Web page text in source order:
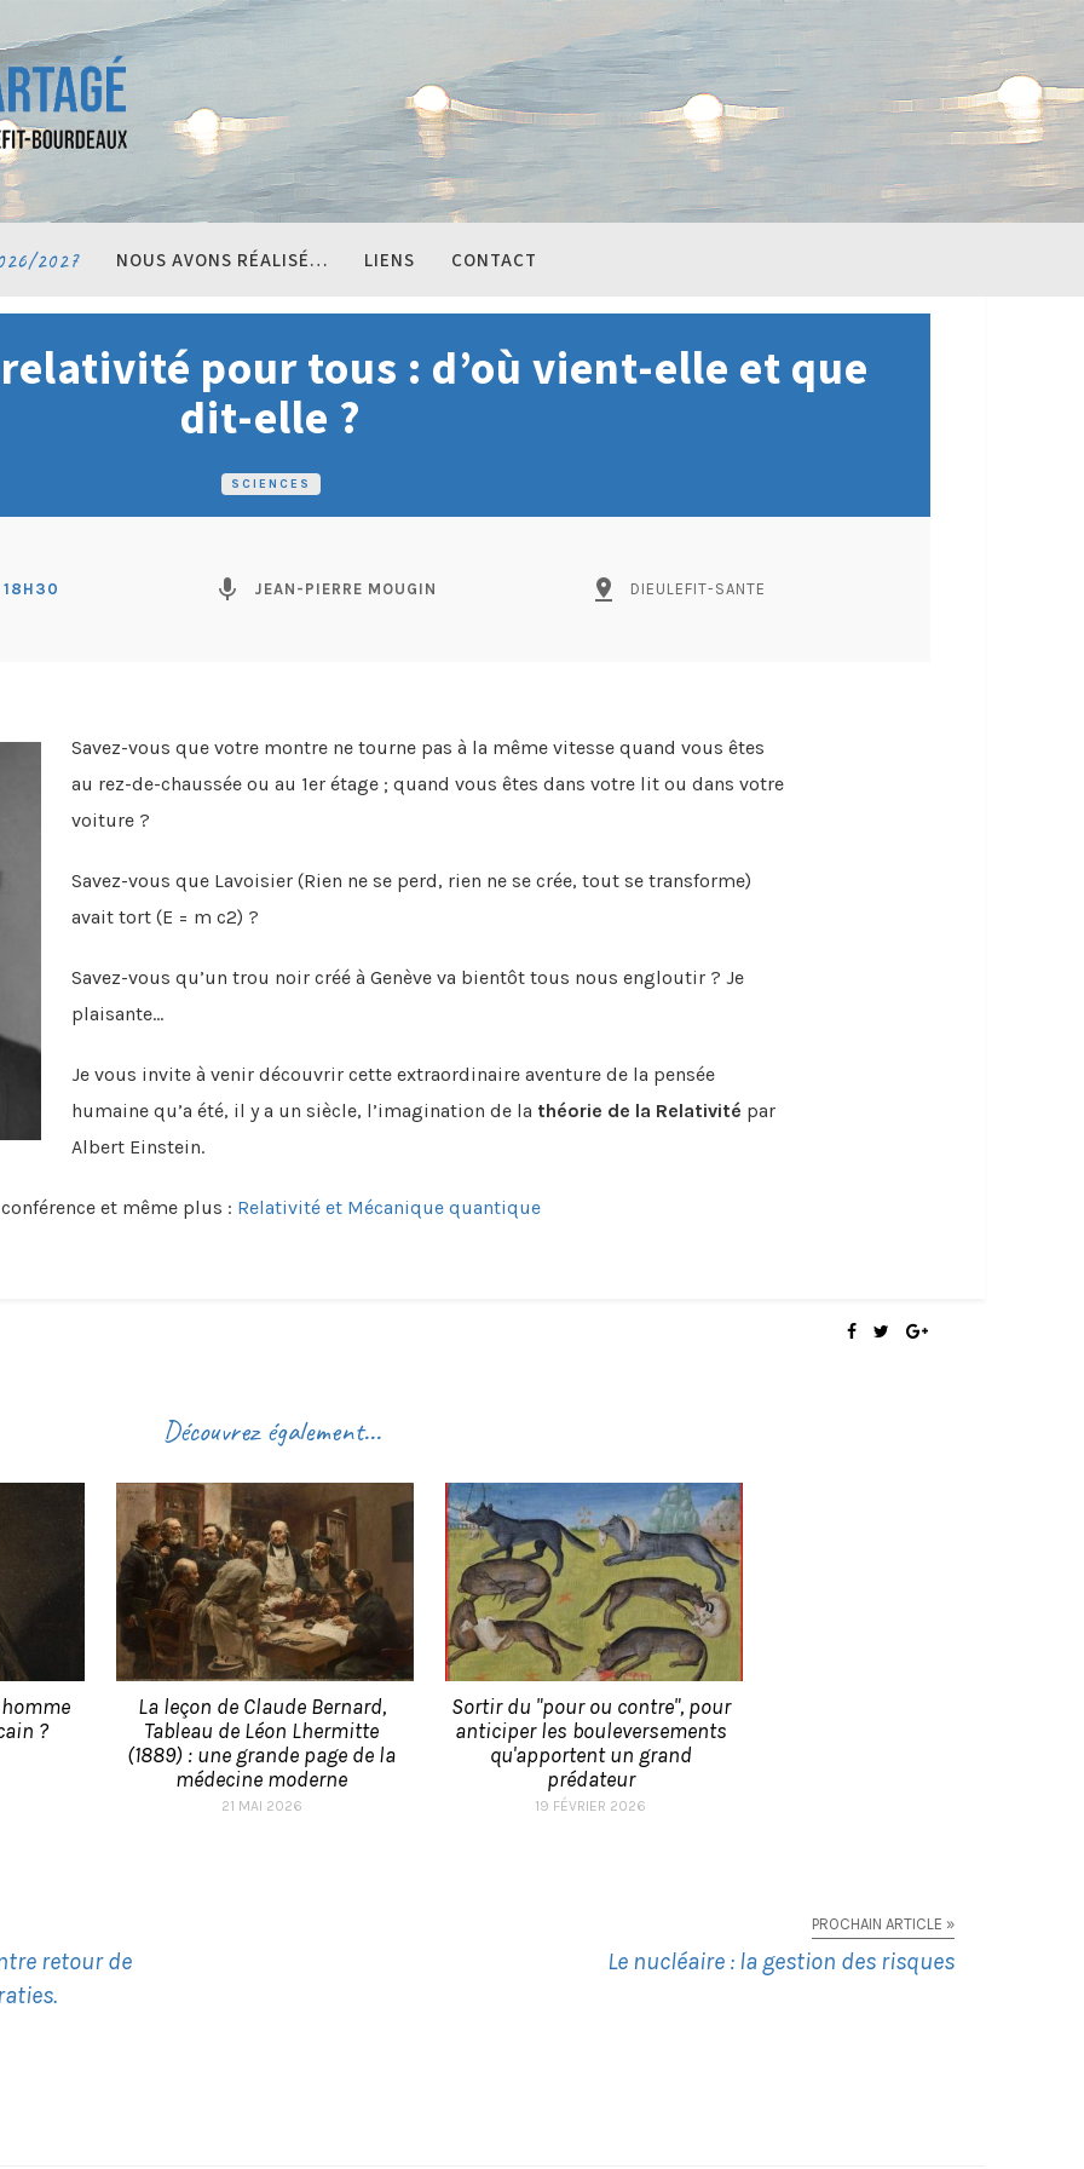
2027 NOUS AVONS RÉALISÉ… LIENS CONTACT
SCIENCES
pour tous : d’où vient-elle et que
dit-elle ?
mic JEAN-PIERRE MOUGIN pin_drop DIEULEFIT-SANTE
Savez-vous que votre montre ne tourne pas à la même vitesse quand vous êtes
au rez-de-chaussée ou au 1er étage ; quand vous êtes dans votre lit ou dans votre
voiture ?
Savez-vous que Lavoisier (Rien ne se perd, rien ne se crée, tout se transforme)
avait tort (E = m c2) ?
Savez-vous qu’un trou noir créé à Genève va bientôt tous nous engloutir ? Je
plaisante…
Je vous invite à venir découvrir cette extraordinaire aventure de la pensée
humaine qu’a été, il y a un siècle, l’imagination de la théorie de la Relativité par
Albert Einstein.
et même plus : Relativité et Mécanique quantique
Découvrez également...
?
La leçon de Claude Bernard,
Tableau de Léon Lhermitte
(1889) : une grande page de la
médecine moderne
21 MAI 2026
Sortir du "pour ou contre", pour
anticiper les bouleversements
qu'apportent un grand
prédateur
19 FÉVRIER 2026
retour de
PROCHAIN ARTICLE »
Le nucléaire : la gestion des risques